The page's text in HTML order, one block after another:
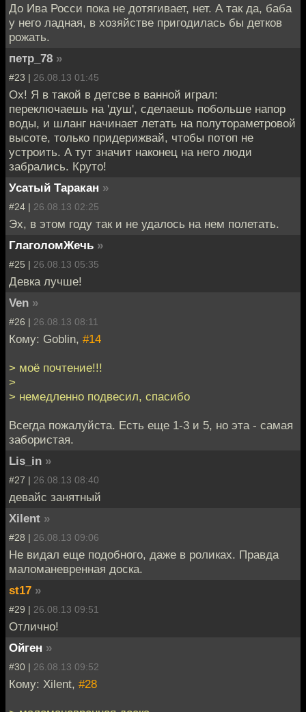
До Ива Росси пока не дотягивает, нет. А так да, баба
у него ладная, в хозяйстве пригодилась бы детков
рожать.
петр_78 »
#23 | 26.08.13 01:45
Ох! Я в такой в детсве в ванной играл:
переключаешь на 'душ', сделаешь побольше напор
воды, и шланг начинает летать на полутораметровой
высоте, только придерижвай, чтобы потоп не
устроить. А тут значит наконец на него люди
забрались. Круто!
Усатый Таракан »
#24 | 26.08.13 02:25
Эх, в этом году так и не удалось на нем полетать.
ГлаголомЖечь »
#25 | 26.08.13 05:35
Девка лучше!
Ven »
#26 | 26.08.13 08:11
Кому: Goblin, #14
> моё почтение!!!
>
> немедленно подвесил, спасибо
Всегда пожалуйста. Есть еще 1-3 и 5, но эта - самая
забористая.
Lis_in »
#27 | 26.08.13 08:40
девайс занятный
Xilent »
#28 | 26.08.13 09:06
Не видал еще подобного, даже в роликах. Правда
маломаневренная доска.
st17 »
#29 | 26.08.13 09:51
Отлично!
Ойген »
#30 | 26.08.13 09:52
Кому: Xilent, #28